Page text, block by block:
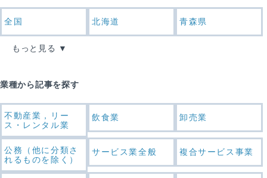
全国 北海道 青森県
もっと見る
業種から記事を探す
不動産業，リー
ス・レンタル業
飲食業 卸売業
公務（他に分類さ
れるものを除く）
サービス業全般 複合サービス事業